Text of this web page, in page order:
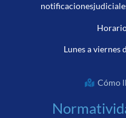
Lunes a viernes
Cómo